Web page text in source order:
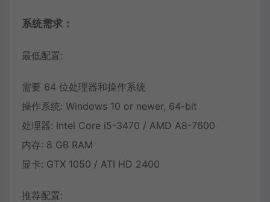
系统需求：
最低配置:
需要 64 位处理器和操作系统
操作系统: Windows 10 or newer, 64-bit
处理器: Intel Core i5-3470 / AMD A8-7600
内存: 8 GB RAM
显卡: GTX 1050 / ATI HD 2400
推荐配置: